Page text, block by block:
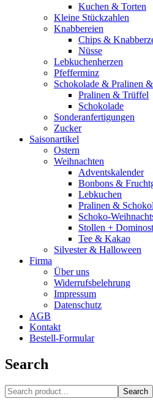
Kuchen & Torten
Kleine Stückzahlen
Knabbereien
Chips &
Nüsse
Lebkuchenherzen
Pfefferminz
Schokolade & Pralinen
Pralinen & Trüffel
Schokolade
Sonderanfertigungen
Zucker
Saisonartikel
Ostern
Weihnachten
Adventskalender
Bonbons &
Lebkuchen
Pralinen &
Schoko-
Stollen +
Tee & Kakao
Silvester & Halloween
Firma
Über uns
Widerrufsbelehrung
Impressum
Datenschutz
AGB
Kontakt
Bestell-Formular
Search
Search